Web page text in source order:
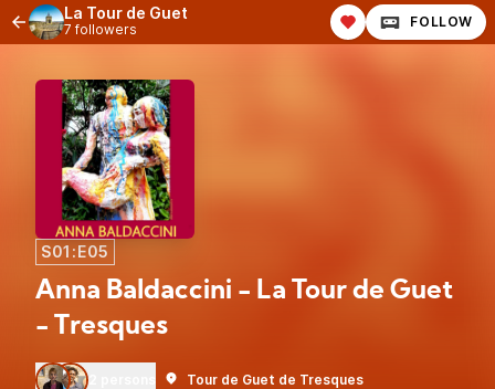
La Tour de Guet
7 followers FOLLOW
S01:E05
Anna Baldaccini - La Tour de Guet
- Tresques
Tour de Guet de Tresques